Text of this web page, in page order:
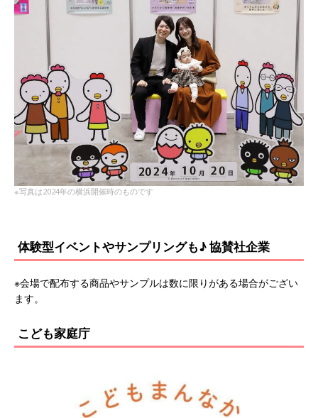
※写真は2024年の横浜開催時のものです
体験型イベントやサンプリングも♪ 協賛社企業
※会場で配布する商品やサンプルは数に限りがある場合がござい
ます。
こども家庭庁